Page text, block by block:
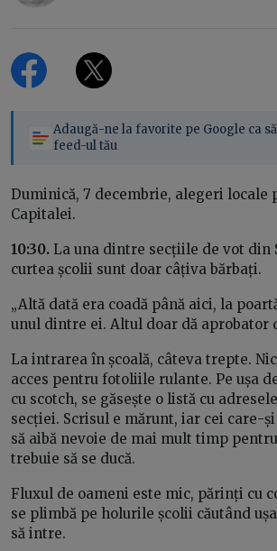
Adaugă-ne la favorite pe Google ca
feed-ul tău
Duminică, 7 decembrie, alegeri locale
Capitalei.
10:30. La una dintre secțiile de vot din
curtea școlii sunt doar câțiva bărbați.
„Altă dată era coadă până aici, la
unul dintre ei. Altul doar dă aprobator
La intrarea în școală, câteva trepte.
acces pentru fotoliile rulante. Pe ușa
cu scotch, se găsește o listă cu
secției. Scrisul e mărunt, iar cei care-
să aibă nevoie de mai mult timp
trebuie să se ducă.
Fluxul de oameni este mic, părinți cu
se plimbă pe holurile școlii căutând
să intre.